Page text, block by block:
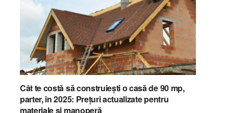
Cât te costă să construiești o casă de 90 mp,
parter, în 2025: Prețuri actualizate pentru
materiale și manoperă